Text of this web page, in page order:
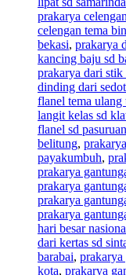
prakarya
celengan tema
bekasi, prakarya
kancing baju sd
prakarya dari stik
dinding dari
flanel tema ulang
langit kelas sd
flanel sd pasuruan
belitung,
payakumbuh,
prakarya
prakarya
prakarya
prakarya
hari besar
dari kertas sd
barabai,
kota, prakarya